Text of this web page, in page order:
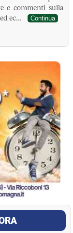
e commenti sulla
ec...
Continua